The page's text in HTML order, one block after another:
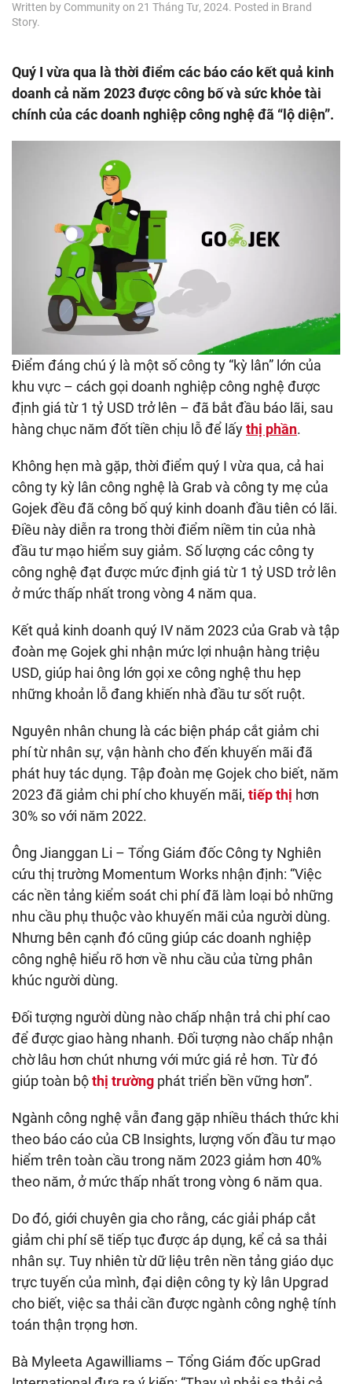
Written by Communityon 21 Tháng Tư, 2024. Posted in Brand
Story.
Quý I vừa qua là thời điểm các báo cáo kết quả kinh
doanh cả năm 2023 được công bố và sức khỏe tài
chính của các doanh nghiệp công nghệ đã “lộ diện”.
Điểm đáng chú ý là một số công ty “kỳ lân” lớn của
khu vực – cách gọi doanh nghiệp công nghệ được
định giá từ 1 tỷ USD trở lên – đã bắt đầu báo lãi, sau
hàng chục năm đốt tiền chịu lỗ để lấythị phần.
Không hẹn mà gặp, thời điểm quý I vừa qua, cả hai
công ty kỳ lân công nghệ là Grab và công ty mẹ của
Gojek đều đã công bố quý kinh doanh đầu tiên có lãi.
Điều này diễn ra trong thời điểm niềm tin của nhà
đầu tư mạo hiểm suy giảm. Số lượng các công ty
công nghệ đạt được mức định giá từ 1 tỷ USD trở lên
ở mức thấp nhất trong vòng 4 năm qua.
Kết quả kinh doanh quý IV năm 2023 của Grab và tập
đoàn mẹ Gojek ghi nhận mức lợi nhuận hàng triệu
USD, giúp hai ông lớn gọi xe công nghệ thu hẹp
những khoản lỗ đang khiến nhà đầu tư sốt ruột.
Nguyên nhân chung là các biện pháp cắt giảm chi
phí từ nhân sự, vận hành cho đến khuyến mãi đã
phát huy tác dụng. Tập đoàn mẹ Gojek cho biết, năm
2023 đã giảm chi phí cho khuyến mãi, tiếp thị hơn
30% so với năm 2022.
Ông Jianggan Li – Tổng Giám đốc Công ty Nghiên
cứu thị trường Momentum Works nhận định: “Việc
các nền tảng kiểm soát chi phí đã làm loại bỏ những
nhu cầu phụ thuộc vào khuyến mãi của người dùng.
Nhưng bên cạnh đó cũng giúp các doanh nghiệp
công nghệ hiểu rõ hơn về nhu cầu của từng phân
khúc người dùng.
Đối tượng người dùng nào chấp nhận trả chi phí cao
để được giao hàng nhanh. Đối tượng nào chấp nhận
chờ lâu hơn chút nhưng với mức giá rẻ hơn. Từ đó
giúp toàn bộthị trường phát triển bền vững hơn”.
Ngành công nghệ vẫn đang gặp nhiều thách thức khi
theo báo cáo của CB Insights, lượng vốn đầu tư mạo
hiểm trên toàn cầu trong năm 2023 giảm hơn 40%
theo năm, ở mức thấp nhất trong vòng 6 năm qua.
Do đó, giới chuyên gia cho rằng, các giải pháp cắt
giảm chi phí sẽ tiếp tục được áp dụng, kể cả sa thải
nhân sự. Tuy nhiên từ dữ liệu trên nền tảng giáo dục
trực tuyến của mình, đại diện công ty kỳ lân Upgrad
cho biết, việc sa thải cần được ngành công nghệ tính
toán thận trọng hơn.
Bà Myleeta Agawilliams – Tổng Giám đốc upGrad